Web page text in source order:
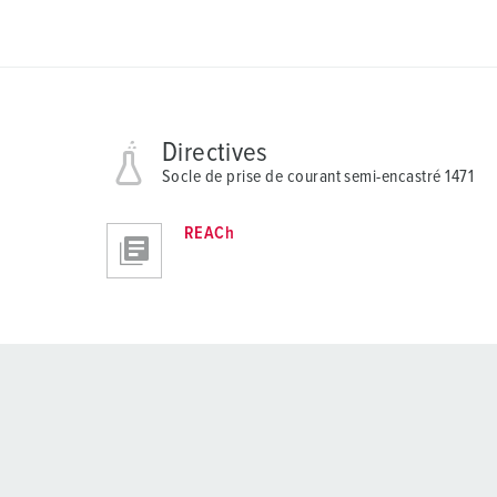
Directives
Socle de prise de courant semi-encastré 1471
REACh